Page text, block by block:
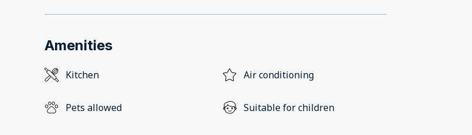
Amenities
Kitchen Air conditioning
Pets allowed Suitable for children